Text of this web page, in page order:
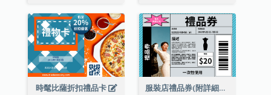
時髦比薩折扣禮品卡 服裝店禮品券(附詳細資訊)